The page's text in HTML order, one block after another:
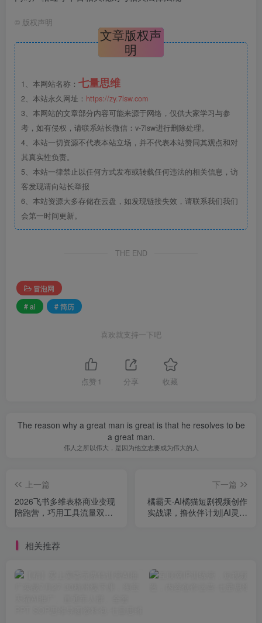
© 版权声明
文章版权声
明
1、本网站名称： 七量思维
2、本站永久网址： https://zy.7lsw.com
3、本网站的文章部分内容可能来源于网络，仅供大家学习与参
考，如有侵权，请联系站长微信：v-7lsw进行删除处理。
4、本站一切资源不代表本站立场，并不代表本站赞同其观点和对
其真实性负责。
5、本站一律禁止以任何方式发布或转载任何违法的相关信息，访
客发现请向站长举报
6、本站资源大多存储在云盘，如发现链接失效，请联系我们我们
会第一时间更新。
THE END
冒泡网
# ai
# 简历
喜欢就支持一下吧
点赞 1 分享 收藏
The reason why a great man is great is that he resolves to be
a great man.
伟人之所以伟大，是因为他立志要成为伟大的人
上一篇
2026飞书多维表格商业变现
陪跑营，巧用工具流量双杠
下一篇
橘霸天·AI橘猫短剧视频创作
实战课，撸伙伴计划|AI灵境
相关推荐